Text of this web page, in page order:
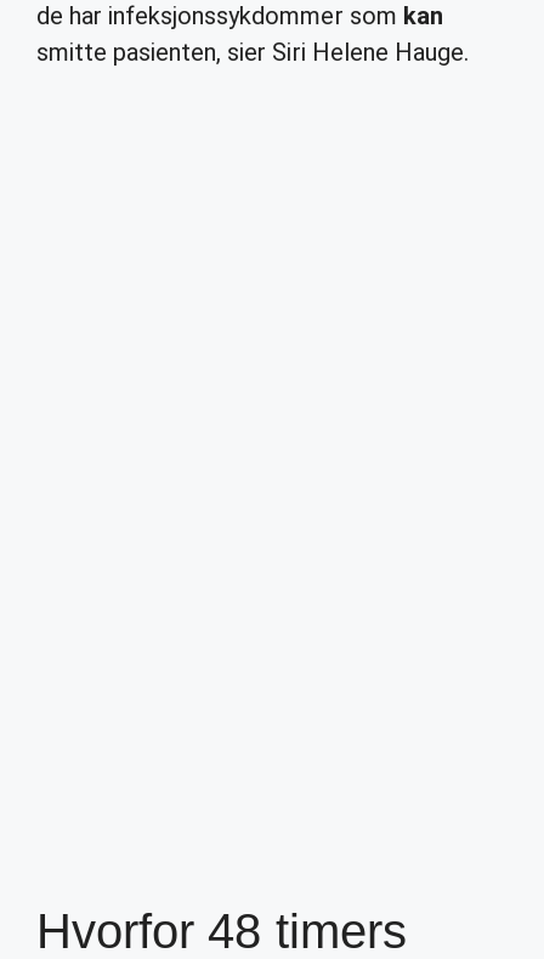
de har infeksjonssykdommer som kan
smitte pasienten, sier Siri Helene Hauge.
Hvorfor 48 timers